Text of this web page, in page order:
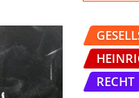
RECHT